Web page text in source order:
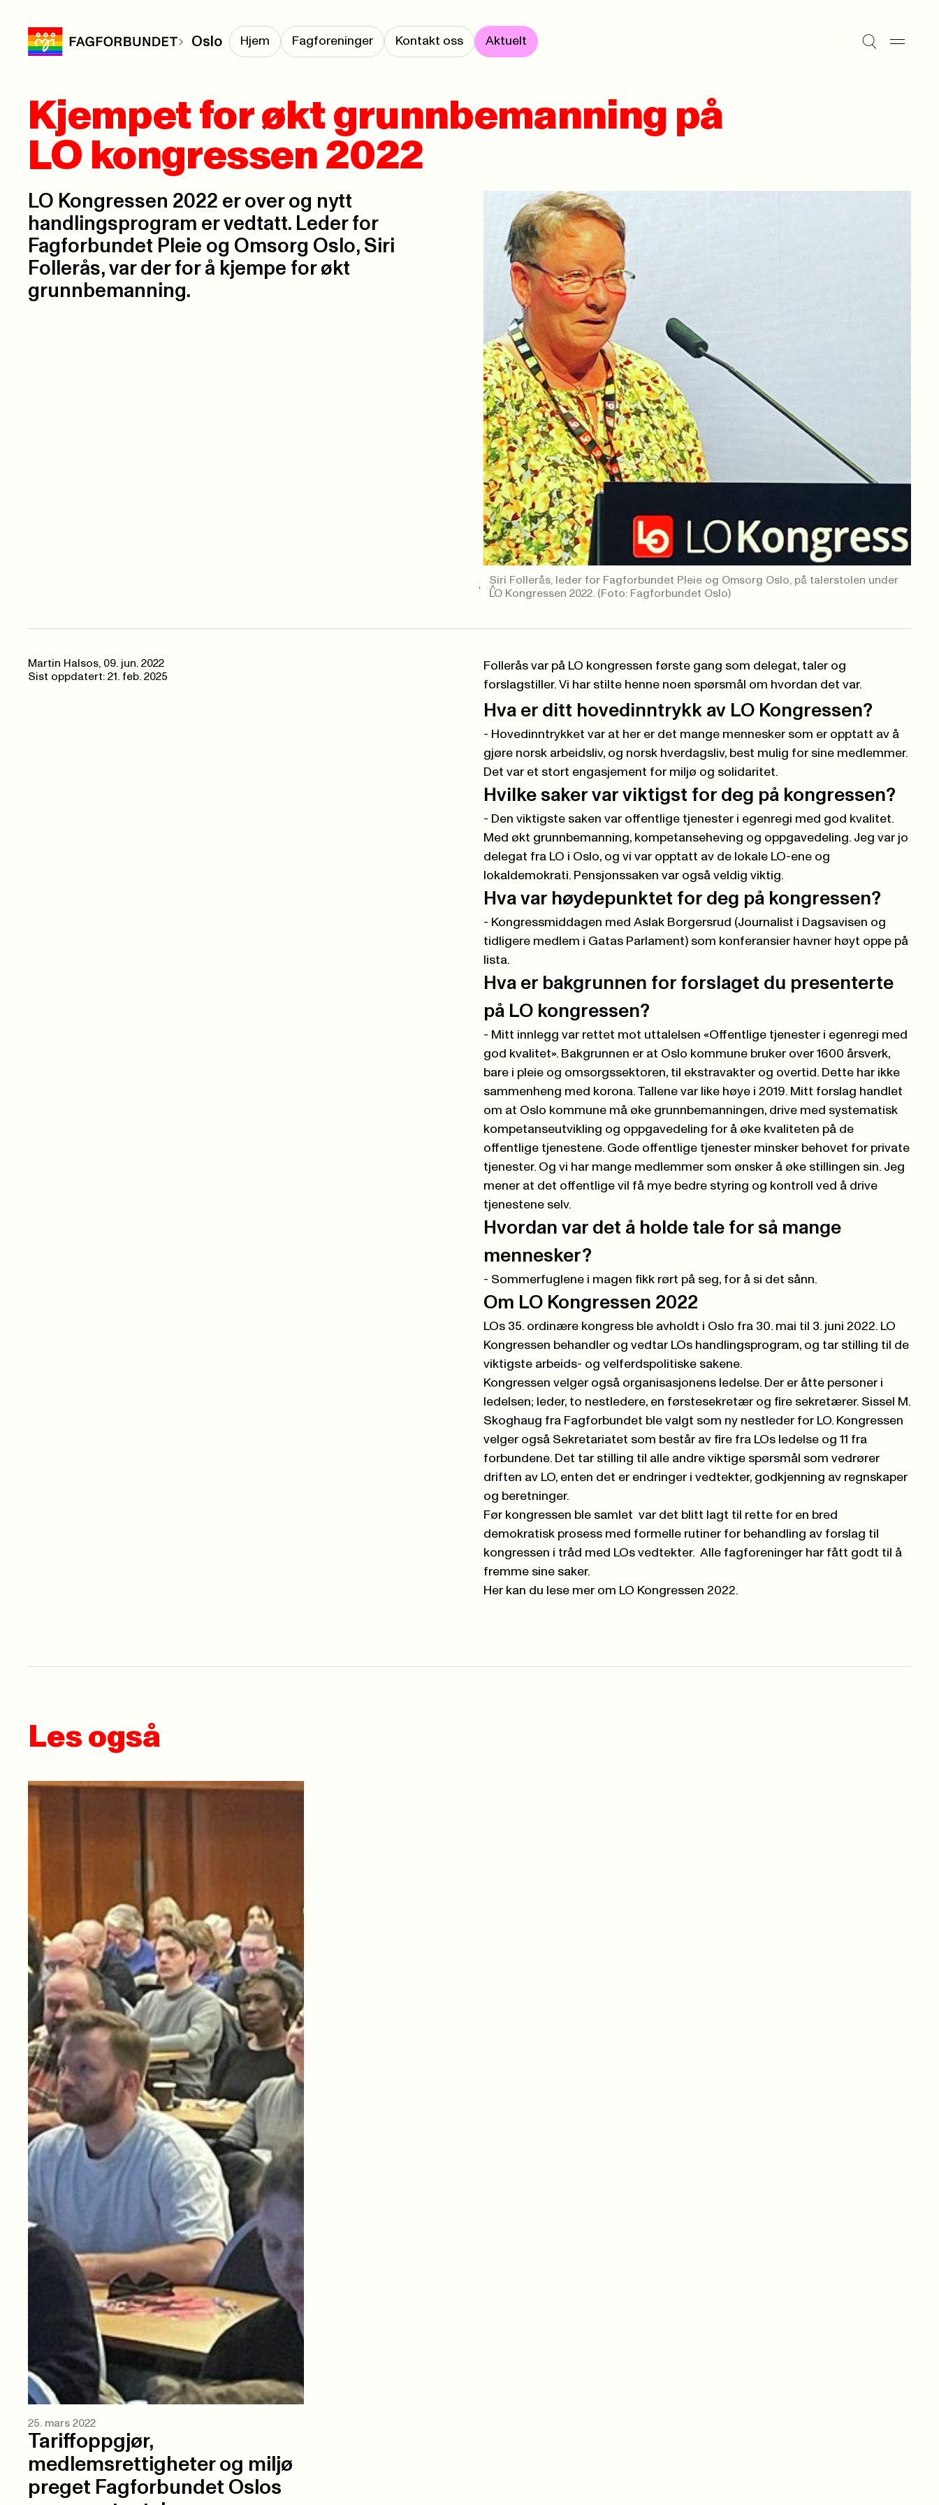
Oslo Hjem Fagforeninger Kontakt oss Aktuelt
Kjempet for økt grunnbemanning på
LO kongressen 2022
LO Kongressen 2022 er over og nytt
handlingsprogram er vedtatt. Leder for
Fagforbundet Pleie og Omsorg Oslo, Siri
Follerås, var der for å kjempe for økt
grunnbemanning.
Siri Follerås, leder for Fagforbundet Pleie og Omsorg Oslo, på talerstolen under
LO Kongressen 2022. (Foto: Fagforbundet Oslo)
Martin Halsos, 09. jun. 2022
Sist oppdatert: 21. feb. 2025
Follerås var på LO kongressen første gang som delegat, taler og
forslagstiller. Vi har stilte henne noen spørsmål om hvordan det var.
Hva er ditt hovedinntrykk av LO Kongressen?
- Hovedinntrykket var at her er det mange mennesker som er opptatt av å
gjøre norsk arbeidsliv, og norsk hverdagsliv, best mulig for sine medlemmer.
Det var et stort engasjement for miljø og solidaritet.
Hvilke saker var viktigst for deg på kongressen?
- Den viktigste saken var offentlige tjenester i egenregi med god kvalitet.
Med økt grunnbemanning, kompetanseheving og oppgavedeling. Jeg var jo
delegat fra LO i Oslo, og vi var opptatt av de lokale LO-ene og
lokaldemokrati. Pensjonssaken var også veldig viktig.
Hva var høydepunktet for deg på kongressen?
- Kongressmiddagen med Aslak Borgersrud (Journalist i Dagsavisen og
tidligere medlem i Gatas Parlament) som konferansier havner høyt oppe på
lista.
Hva er bakgrunnen for forslaget du presenterte
på LO kongressen?
- Mitt innlegg var rettet mot uttalelsen «Offentlige tjenester i egenregi med
god kvalitet». Bakgrunnen er at Oslo kommune bruker over 1600 årsverk,
bare i pleie og omsorgssektoren, til ekstravakter og overtid. Dette har ikke
sammenheng med korona. Tallene var like høye i 2019. Mitt forslag handlet
om at Oslo kommune må øke grunnbemanningen, drive med systematisk
kompetanseutvikling og oppgavedeling for å øke kvaliteten på de
offentlige tjenestene. Gode offentlige tjenester minsker behovet for private
tjenester. Og vi har mange medlemmer som ønsker å øke stillingen sin. Jeg
mener at det offentlige vil få mye bedre styring og kontroll ved å drive
tjenestene selv.
Hvordan var det å holde tale for så mange
mennesker?
- Sommerfuglene i magen fikk rørt på seg, for å si det sånn.
Om LO Kongressen 2022
LOs 35. ordinære kongress ble avholdt i Oslo fra 30. mai til 3. juni 2022. LO
Kongressen behandler og vedtar LOs handlingsprogram, og tar stilling til de
viktigste arbeids- og velferdspolitiske sakene.
Kongressen velger også organisasjonens ledelse. Der er åtte personer i
ledelsen; leder, to nestledere, en førstesekretær og fire sekretærer.Sissel M.
Skoghaug fra Fagforbundet ble valgt som ny nestleder for LO. Kongressen
velger også Sekretariatet som består av fire fra LOs ledelse og 11 fra
forbundene. Det tar stilling til alle andre viktige spørsmål som vedrører
driften av LO, enten det er endringer i vedtekter, godkjenning av regnskaper
og beretninger.
Før kongressen ble samlet var det blitt lagt til rette for en bred
demokratisk prosess med formelle rutiner for behandling av forslag til
kongressen i tråd med LOs vedtekter. Alle fagforeninger har fått godt til å
fremme sine saker.
Her kan du lese mer om LO Kongressen 2022.
Les også
25. mars 2022
Tariffoppgjør,
medlemsrettigheter og miljø
preget Fagforbundet Oslos